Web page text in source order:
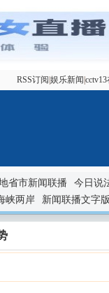
RSS订阅 娱乐新闻
省市新闻联播 今日说
峡两岸 新闻联播文字版